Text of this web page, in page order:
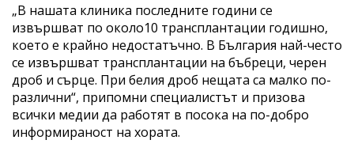
„В нашата клиника последните години се
извършват по около10 трансплантации годишно,
което е крайно недостатъчно. В България най-често
се извършват трансплантации на бъбреци, черен
дроб и сърце. При белия дроб нещата са малко по-
различни“, припомни специалистът и призова
всички медии да работят в посока на по-добро
информираност на хората.